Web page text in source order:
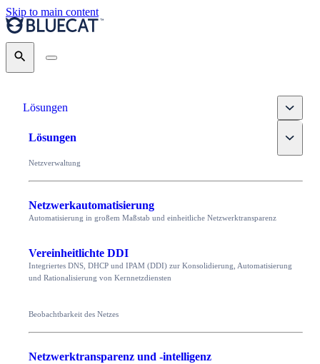
Skip to main content
Search
Lösungen Toggle
Lösungen Toggle
Netzverwaltung
Netzwerkautomatisierung
Automatisierung in großem Maßstab und einheitliche Netzwerktransparenz
Vereinheitlichte DDI
Integriertes DNS, DHCP und IPAM (DDI) zur Konsolidierung, Automatisierung
und Rationalisierung von Kernnetzdiensten
Beobachtbarkeit des Netzes
Netzwerktransparenz und -intelligenz